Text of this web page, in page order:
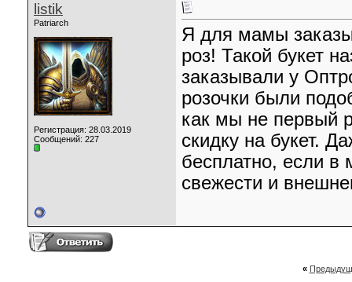
listik
Patriarch
Регистрация: 28.03.2019
Сообщений: 227
Я для мамы
роз! Такой букет
заказывали у
розочки были
как мы не первый
скидку на букет.
бесплатно, если в
свежести и
«